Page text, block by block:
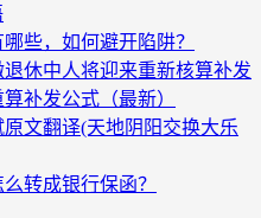
些，如何避开陷阱？
退休中人将迎来重新核算补发
补发公式（最新）
文翻译(天地阴阳交换大乐
转成银行保函？